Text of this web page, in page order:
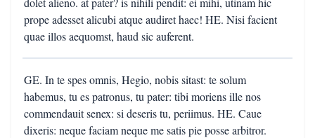
prope adesset alicubi atque audiret haec! HE. Nisi facient
quae illos aequomst, haud sic auferent.
GE. In te spes omnis, Hegio, nobis sitast: te solum
habemus, tu es patronus, tu pater: tibi moriens ille nos
commendauit senex: si deseris tu, periimus. HE. Caue
dixeris: neque faciam neque me satis pie posse arbitror.